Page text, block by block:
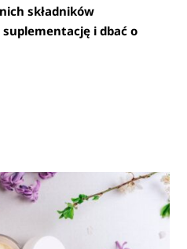
składników
i dbać o